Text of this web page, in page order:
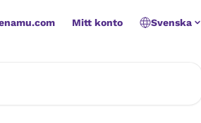
Mitt konto Svenska